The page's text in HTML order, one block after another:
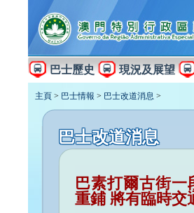
巴士歷史 現況及展望
主頁 > 巴士情報 > 巴士改道消息 >
巴士改道消息
巴素打爾古街一
重鋪 將有臨時交